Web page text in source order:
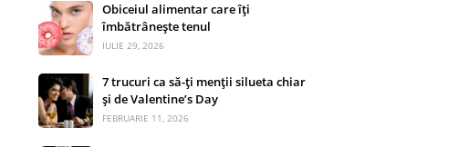
Obiceiul alimentar care îți
îmbătrânește tenul
IULIE 29, 2026
7 trucuri ca să-ți menții silueta chiar
și de Valentine’s Day
FEBRUARIE 11, 2026